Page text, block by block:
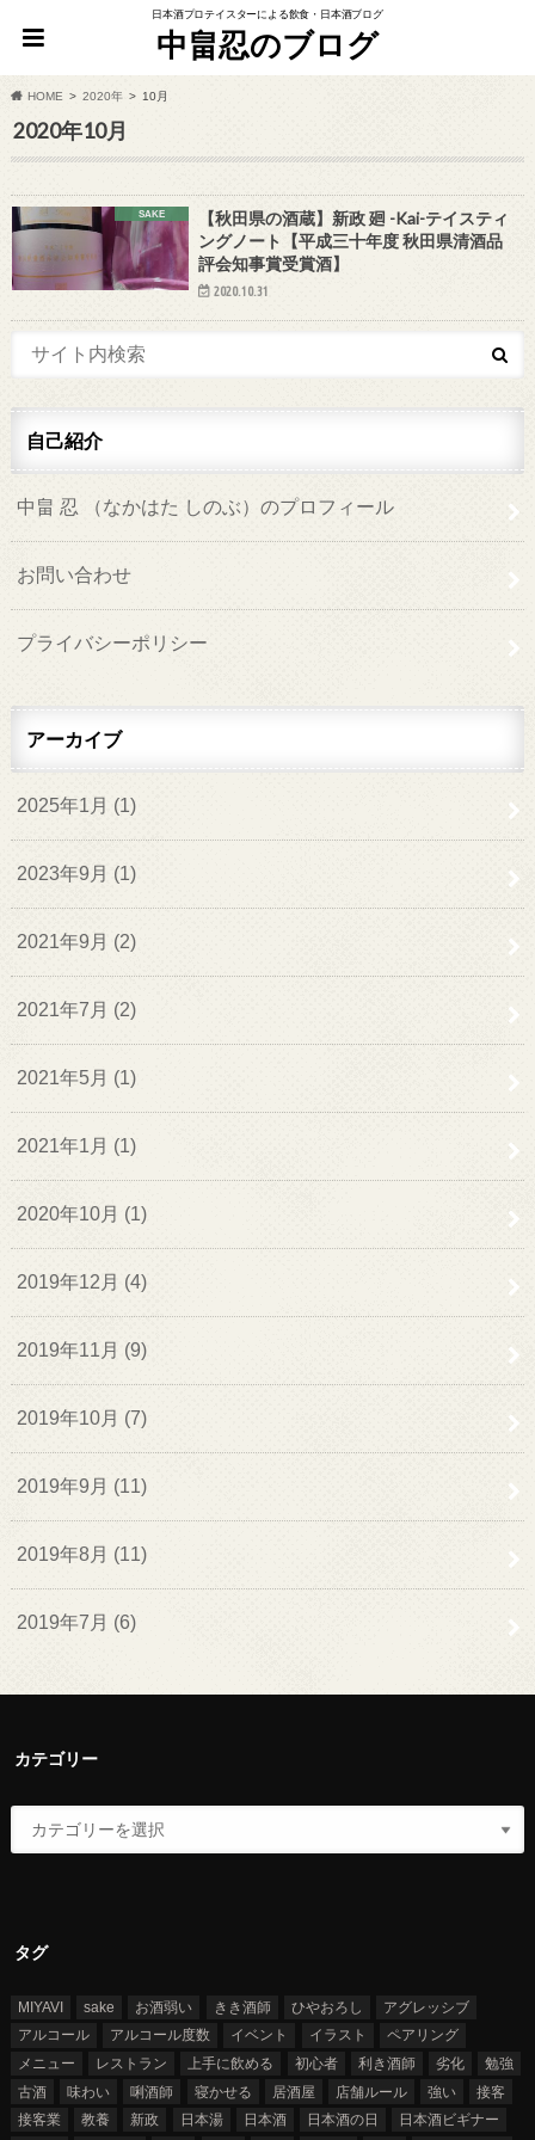
日本酒プロテイスターによる飲食・日本酒ブログ
中畠忍のブログ
HOME 2020年 10月
2020年10月
SAKE
【秋田県の酒蔵】新政 廻 -Kai-テイスティ
ングノート【平成三十年度 秋田県清酒品
評会知事賞受賞酒】
2020.10.31
自己紹介
中畠 忍 （なかはた しのぶ）のプロフィール
お問い合わせ
プライバシーポリシー
アーカイブ
2025年1月 (1)
2023年9月 (1)
2021年9月 (2)
2021年7月 (2)
2021年5月 (1)
2021年1月 (1)
2020年10月 (1)
2019年12月 (4)
2019年11月 (9)
2019年10月 (7)
2019年9月 (11)
2019年8月 (11)
2019年7月 (6)
カテゴリー
タグ
MIYAVI sake お酒弱い きき酒師 ひやおろし
アグレッシブ
アルコール
アルコール度数 イベント イラスト
ペアリング
メニュー
レストラン 上手に飲める 初心者 利き酒師 劣化
勉強
古酒
味わい 唎酒師 寝かせる 居酒屋 店舗ルール 強い
接客
接客業
教養 新政 日本湯 日本酒 日本酒の日
日本酒ビギナー